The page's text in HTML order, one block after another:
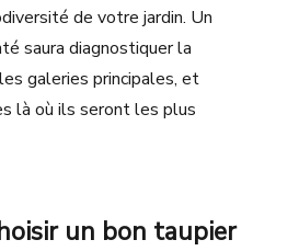
de votre jardin. Un
saura diagnostiquer la
galeries principales, et
là où ils seront les plus
un bon taupier